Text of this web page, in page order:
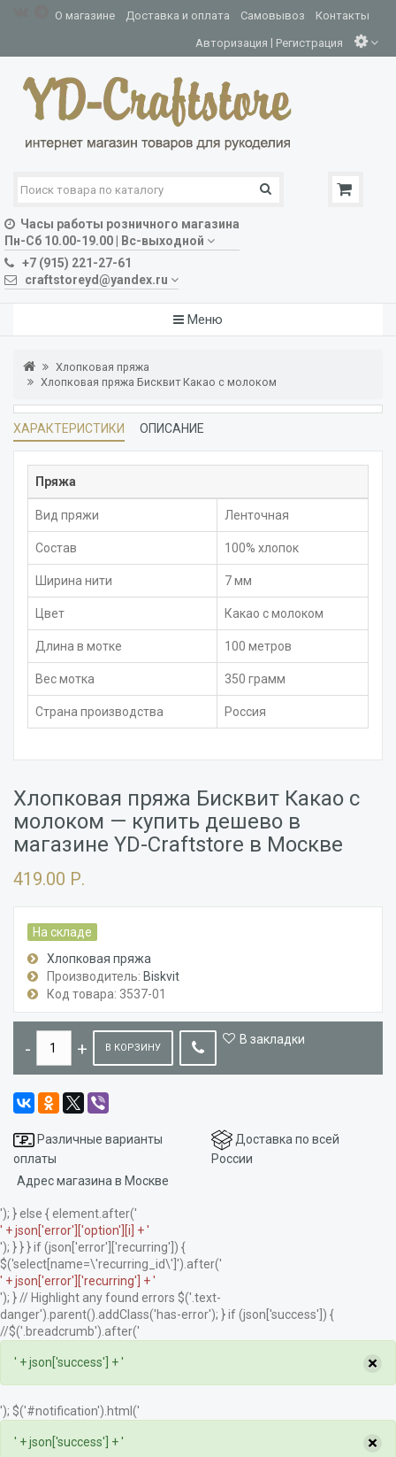
О магазине Доставка и оплата Самовывоз Контакты
Авторизация | Регистрация
Часы работы розничного магазина
Пн-Сб 10.00-19.00 | Вс-выходной
+7 (915) 221-27-61
craftstoreyd@yandex.ru
Меню
Хлопковая пряжа
Хлопковая пряжа Бисквит Какао с молоком
ХАРАКТЕРИСТИКИ ОПИСАНИЕ
Пряжа
Вид пряжи Ленточная
Состав 100% хлопок
Ширина нити 7 мм
Цвет Какао с молоком
Длина в мотке 100 метров
Вес мотка 350 грамм
Страна производства Россия
Хлопковая пряжа Бисквит Какао с
молоком — купить дешево в
магазине YD-Craftstore в Москве
419.00 Р.
На складе
Хлопковая пряжа
Производитель: Biskvit
Код товара: 3537-01
В КОРЗИНУ
В закладки
Различные варианты
оплаты
Доставка по всей
России
Адрес магазина в Москве
'); } else { element.after('
' + json['error']['option'][i] + '
'); } } } if (json['error']['recurring']) {
$('select[name=\'recurring_id\']').after('
' + json['error']['recurring'] + '
'); } // Highlight any found errors $('.text-
danger').parent().addClass('has-error'); } if (json['success']) {
//$('.breadcrumb').after('
' + json['success'] + ' ×
'); $('#notification').html('
' + json['success'] + ' ×